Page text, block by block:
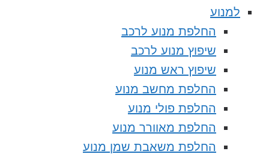
למנוע
החלפת מנוע לרכב
שיפוץ מנוע לרכב
שיפוץ ראש מנוע
החלפת מחשב מנוע
החלפת פולי מנוע
החלפת מאוורר מנוע
החלפת משאבת שמן מנוע